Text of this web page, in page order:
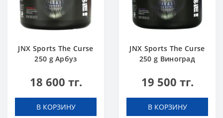
JNX Sports The Curse
250 g Арбуз
18 600 тг.
В КОРЗИНУ
JNX Sports The Curse
250 g Виноград
19 500 тг.
В КОРЗИНУ